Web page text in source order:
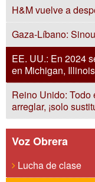
H&M vuelve a
Gaza-Líbano:
EE. UU.: En 2024
en Michigan,
Reino Unido: Todo
arreglar, ¡solo
Voz Obrera
Lucha de clase